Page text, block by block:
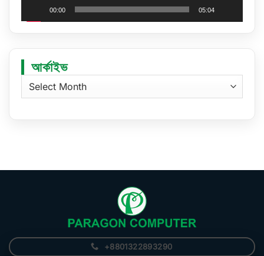
00:00 05:04
আর্কাইভ
+8801322893290